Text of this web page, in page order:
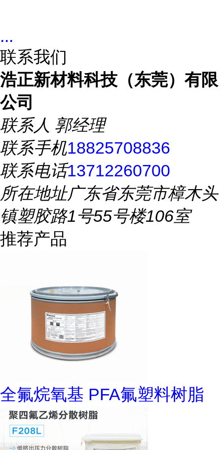
...
联系我们
浩正新材料科技（东莞）有限
公司
联系人 郭经理
联系手机18825708836
联系电话13712260700
所在地址广东省东莞市樟木头
镇塑胶路1号55号楼106室
推荐产品
全氟烷氧基 PFA氟塑料树脂